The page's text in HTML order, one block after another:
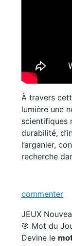
À travers
lumière une
scientifiques
durabilité,
l’arganier,
recherche
commenter
JEUX
🎯 Mot du
Devine le